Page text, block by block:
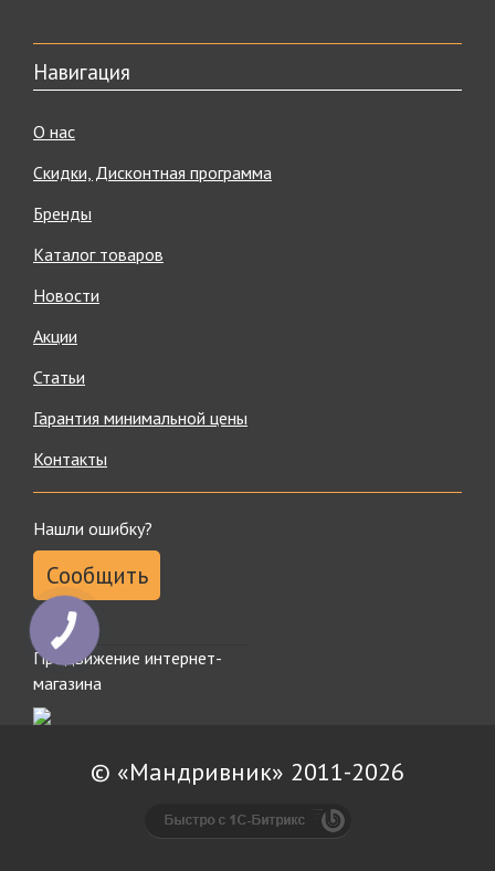
Навигация
О нас
Скидки, Дисконтная программа
Бренды
Каталог товаров
Новости
Акции
Статьи
Гарантия минимальной цены
Контакты
Нашли ошибку?
Сообщить
Продвижение интернет-
магазина
© «Мандривник» 2011-2026
КНОПКА
ЗВ'ЯЗКУ